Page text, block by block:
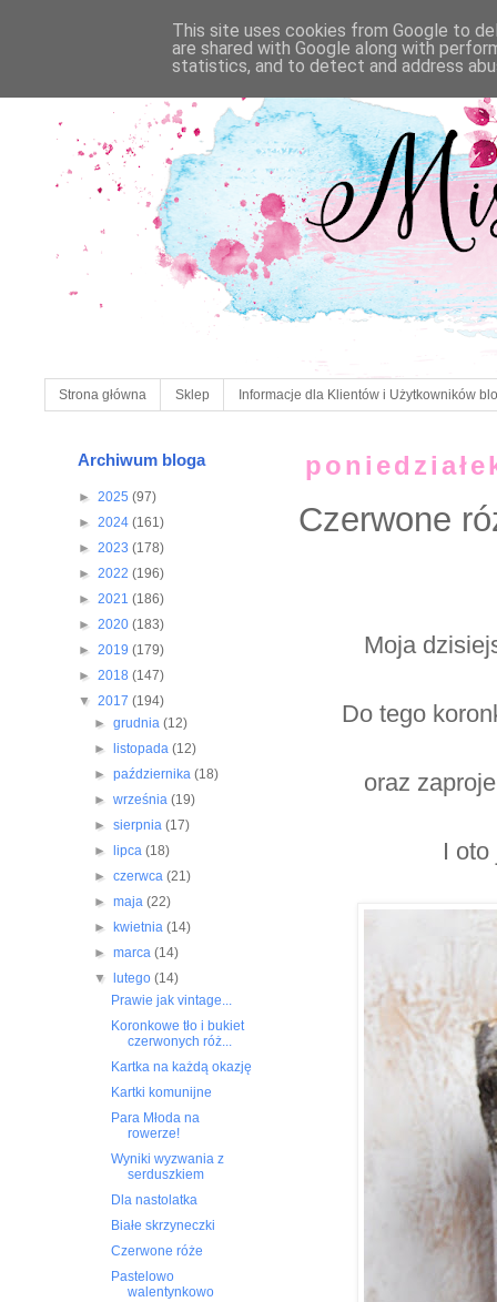
Strona główna Sklep Informacje dla Klientów i Użytkowników
Czerwone
Moja
Do tego
oraz
I
Archiwum bloga
► 2025 (97)
► 2024 (161)
► 2023 (178)
► 2022 (196)
► 2021 (186)
► 2020 (183)
► 2019 (179)
► 2018 (147)
▼ 2017 (194)
►grudnia(12)
►
listopada(12)
►października(18)
►września(19)
►sierpnia(17)
►
lipca(18)
►czerwca(21)
►maja(22)
►
kwietnia(14)
►marca(14)
▼
lutego(14)
Prawie jak vintage...
Koronkowe tło i bukiet
czerwonych róż...
Kartka na każdą okazję
Kartki komunijne
Para Młoda na
rowerze!
Wyniki wyzwania z
serduszkiem
Dla nastolatka
Białe skrzyneczki
Czerwone róże
Pastelowo
walentynkowo
This site uses cookies from Google to
are shared with Google along with
statistics, and to detect and address